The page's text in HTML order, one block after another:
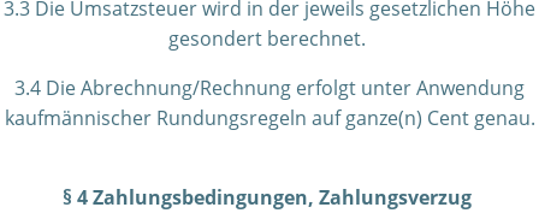
3.3 Die Umsatzsteuer wird in der jeweils gesetzlichen Höhe
gesondert berechnet.
3.4 Die Abrechnung/Rechnung erfolgt unter Anwendung
kaufmännischer Rundungsregeln auf ganze(n) Cent genau.
§ 4 Zahlungsbedingungen, Zahlungsverzug